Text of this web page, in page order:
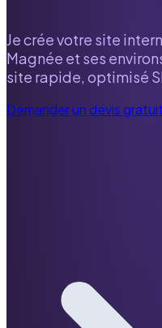
Je crée votre site
Magnée et ses
site rapide, optimisé
Demander un devis gratuit